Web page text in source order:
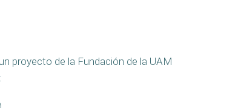
proyecto de la Fundación de la UAM